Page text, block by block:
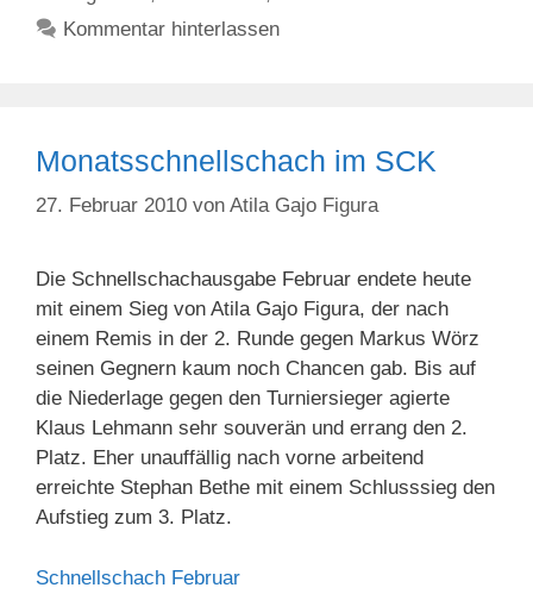
Kommentar hinterlassen
Monatsschnellschach im SCK
27. Februar 2010 von Atila Gajo Figura
Die Schnellschachausgabe Februar endete heute
mit einem Sieg von Atila Gajo Figura, der nach
einem Remis in der 2. Runde gegen Markus Wörz
seinen Gegnern kaum noch Chancen gab. Bis auf
die Niederlage gegen den Turniersieger agierte
Klaus Lehmann sehr souverän und errang den 2.
Platz. Eher unauffällig nach vorne arbeitend
erreichte Stephan Bethe mit einem Schlusssieg den
Aufstieg zum 3. Platz.
Schnellschach Februar